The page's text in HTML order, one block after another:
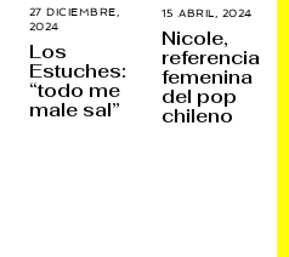
27 DICIEMBRE,
2024
D
I
C
I
E
Los
Estuches:
“todo me
male sal”
15 ABRIL, 2024
E
R
Nicole,
referencia
femenina
del pop
chileno